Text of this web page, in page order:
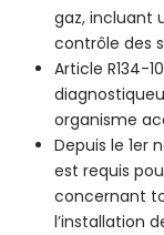
gaz, incluant
contrôle des
Article R134-
organisme
Depuis le 1er
est requis
concernant
l’installation